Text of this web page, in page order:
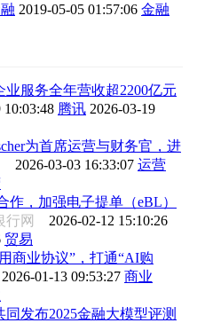
2019-05-05 01:57:06 金融
服务全年营收超2200亿元
10:03:48 腾讯 2026-03-19
为首席运营与财务官，进
2026-03-03 16:33:07 运营
作，加强电子提单（eBL）
行网 2026-02-12 15:10:26
贸易
商业协议”，打通“AI购
2026-01-13 09:53:27 商业
发布2025金融大模型评测